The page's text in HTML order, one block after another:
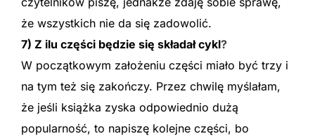
że wszystkich nie da się zadowolić.
7) Z ilu części będzie się składał cykl?
W początkowym założeniu części miało być trzy i
na tym też się zakończy. Przez chwilę myślałam,
że jeśli książka zyska odpowiednio dużą
popularność, to napiszę kolejne części, bo